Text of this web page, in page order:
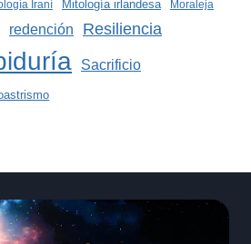
Iraní Mitología irlandesa Moraleja
redención Resiliencia
Sacrificio